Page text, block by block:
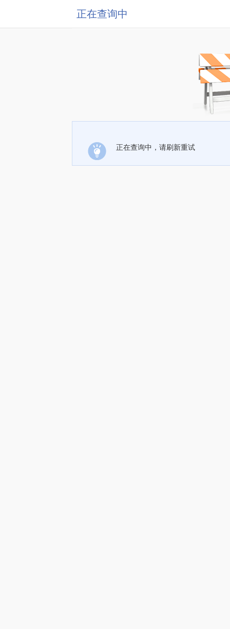
正在查询中
正在查询中，请刷新重试